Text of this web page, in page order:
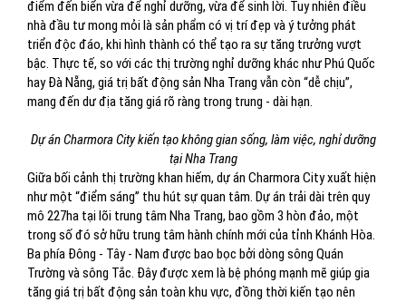
điểm đến biển vừa để nghỉ dưỡng, vừa để sinh lời. Tuy nhiên điều
nhà đầu tư mong mỏi là sản phẩm có vị trí đẹp và ý tưởng phát
triển độc đáo, khi hình thành có thể tạo ra sự tăng trưởng vượt
bậc. Thực tế, so với các thị trường nghỉ dưỡng khác như Phú Quốc
hay Đà Nẵng, giá trị bất động sản Nha Trang vẫn còn “dễ chịu”,
mang đến dư địa tăng giá rõ ràng trong trung - dài hạn.
Dự án Charmora City kiến tạo không gian sống, làm việc, nghỉ dưỡng
tại Nha Trang
Giữa bối cảnh thị trường khan hiếm, dự án Charmora City xuất hiện
như một “điểm sáng” thu hút sự quan tâm. Dự án trải dài trên quy
mô 227ha tại lõi trung tâm Nha Trang, bao gồm 3 hòn đảo, một
trong số đó sở hữu trung tâm hành chính mới của tỉnh Khánh Hòa.
Ba phía Đông - Tây - Nam được bao bọc bởi dòng sông Quán
Trường và sông Tắc. Đây được xem là bệ phóng mạnh mẽ giúp gia
tăng giá trị bất động sản toàn khu vực, đồng thời kiến tạo nên